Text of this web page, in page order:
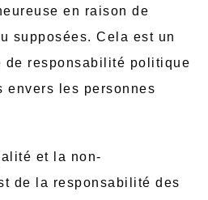
en raison de
supposées. Cela est un
de responsabilité politique
envers les personnes
et la non-
de la responsabilité des